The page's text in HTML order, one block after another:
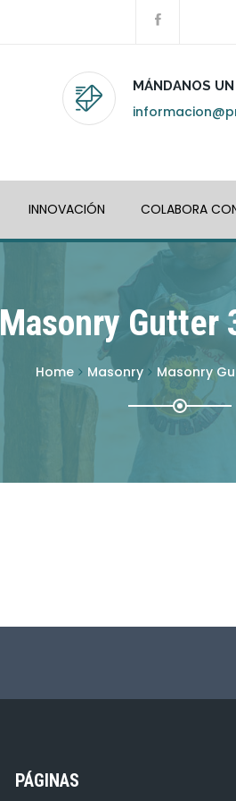
MÁNDANOS
INNOVACIÓN COLABORA
Masonry Gutter
Home Masonry Masonry
PÁGINAS